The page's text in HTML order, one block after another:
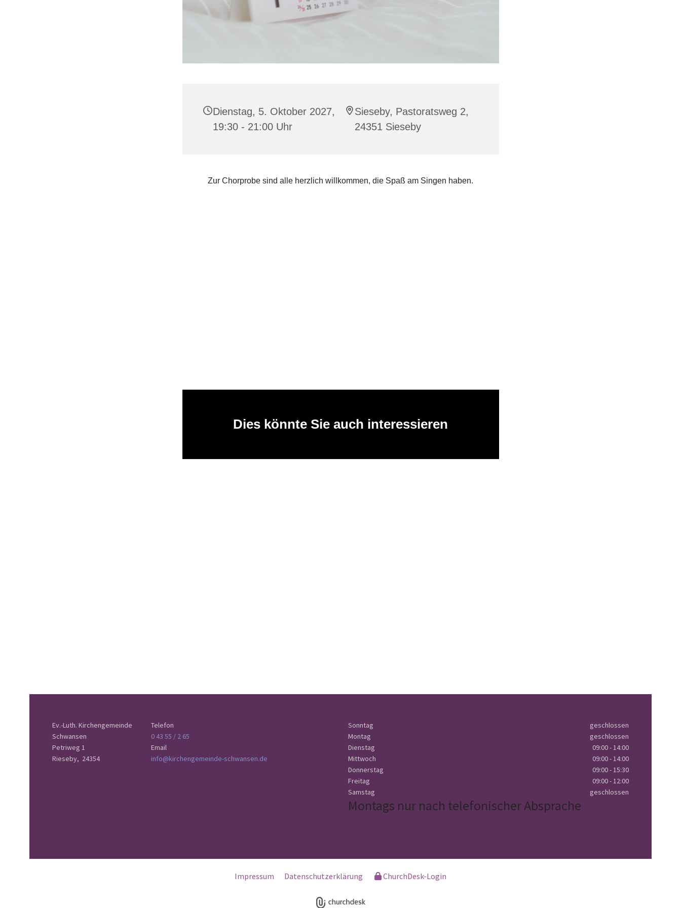
Dienstag, 5. Oktober 2027,
19:30 - 21:00 Uhr
Sieseby, Pastoratsweg 2,
24351 Sieseby
Zur Chorprobe sind alle herzlich willkommen, die Spaß am Singen haben.
Dies könnte Sie auch interessieren
Ev.-Luth. Kirchengemeinde
Schwansen
Petriweg 1
Rieseby, 24354
Telefon
0 43 55 / 2 65
Email
info@kirchengemeinde-schwansen.de
Sonntag
geschlossen
Montag
geschlossen
Dienstag
09:00 - 14:00
Mittwoch
09:00 - 14:00
Donnerstag
09:00 - 15:30
Freitag
09:00 - 12:00
Samstag
geschlossen
Montags nur nach telefonischer Absprache
Impressum Datenschutzerklärung ChurchDesk-Login